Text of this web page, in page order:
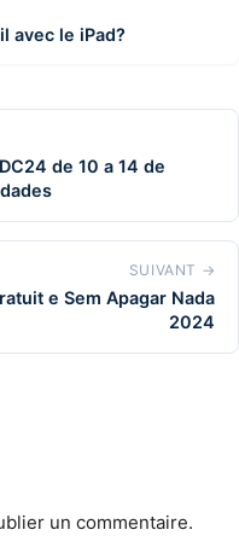
avec le iPad?
de 10 a 14 de
SUIVANT →
e Sem Apagar Nada
2024
un commentaire.